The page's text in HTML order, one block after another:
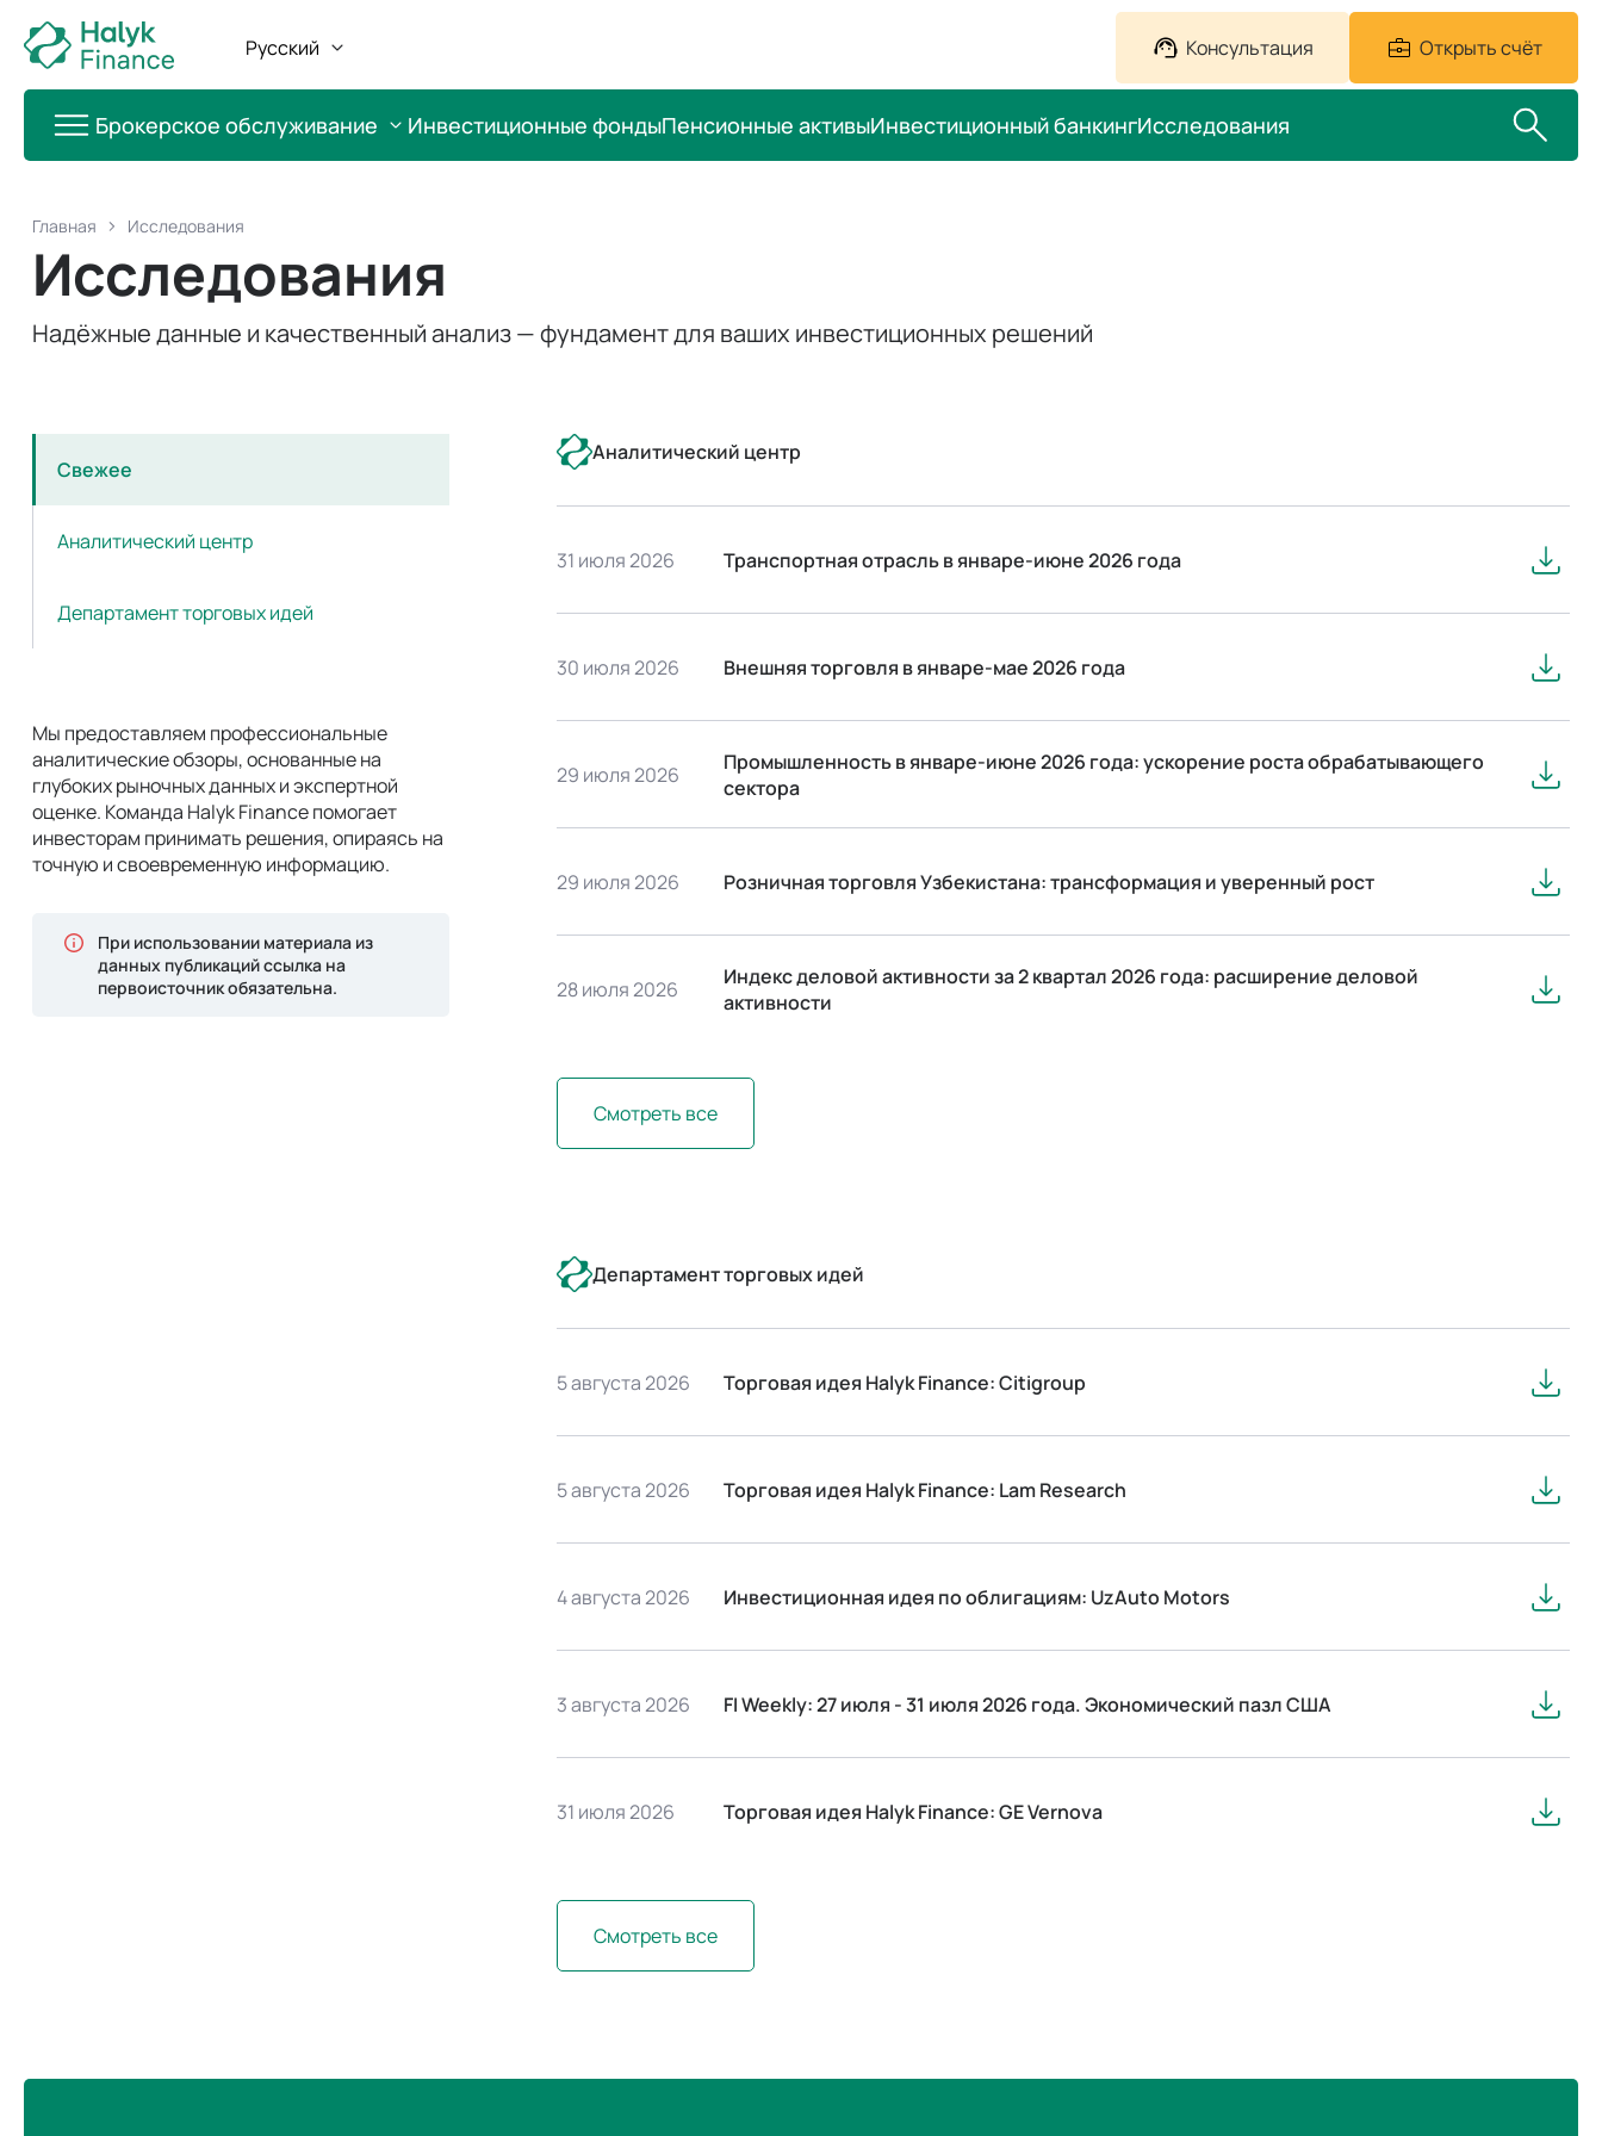
Русский Консультация Открыть счёт
Брокерское обслуживание Инвестиционные фондыПенсионные активыИнвестиционный банкингИсследования
Главная Исследования
Исследования
Надёжные данные и качественный анализ — фундамент для ваших инвестиционных решений
Свежее
Аналитический центр
Департамент торговых идей
Мы предоставляем профессиональные
аналитические обзоры, основанные на
глубоких рыночных данных и экспертной
оценке. Команда Halyk Finance помогает
инвесторам принимать решения, опираясь на
точную и своевременную информацию.
При использовании материала из
данных публикаций ссылка на
первоисточник обязательна.
Аналитический центр
31 июля 2026 Транспортная отрасль в январе-июне 2026 года
30 июля 2026 Внешняя торговля в январе-мае 2026 года
29 июля 2026
Промышленность в январе-июне 2026 года: ускорение роста обрабатывающего
сектора
29 июля 2026 Розничная торговля Узбекистана: трансформация и уверенный рост
28 июля 2026
Индекс деловой активности за 2 квартал 2026 года: расширение деловой
активности
Смотреть все
Департамент торговых идей
5 августа 2026 Торговая идея Halyk Finance: Сitigroup
5 августа 2026 Торговая идея Halyk Finance: Lam Research
4 августа 2026 Инвестиционная идея по облигациям: UzAuto Motors
3 августа 2026 FI Weekly: 27 июля - 31 июля 2026 года. Экономический пазл США
31 июля 2026 Торговая идея Halyk Finance: GE Vernova
Смотреть все